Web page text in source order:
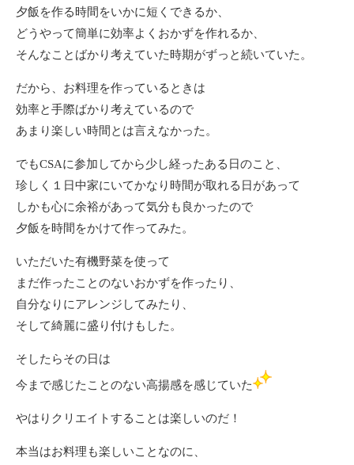
夕飯を作る時間をいかに短くできるか、
どうやって簡単に効率よくおかずを作れるか、
そんなことばかり考えていた時期がずっと続いていた。
だから、お料理を作っているときは
効率と手際ばかり考えているので
あまり楽しい時間とは言えなかった。
でもCSAに参加してから少し経ったある日のこと、
珍しく１日中家にいてかなり時間が取れる日があって
しかも心に余裕があって気分も良かったので
夕飯を時間をかけて作ってみた。
いただいた有機野菜を使って
まだ作ったことのないおかずを作ったり、
自分なりにアレンジしてみたり、
そして綺麗に盛り付けもした。
そしたらその日は
今まで感じたことのない高揚感を感じていた
やはりクリエイトすることは楽しいのだ！
本当はお料理も楽しいことなのに、